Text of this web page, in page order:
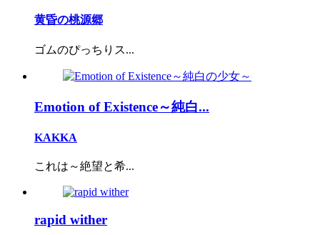
黄昏の桃源郷
ゴムのぴっちりス...
Emotion of Existence～純白...
KAKKA
これは～絶望と希...
rapid wither